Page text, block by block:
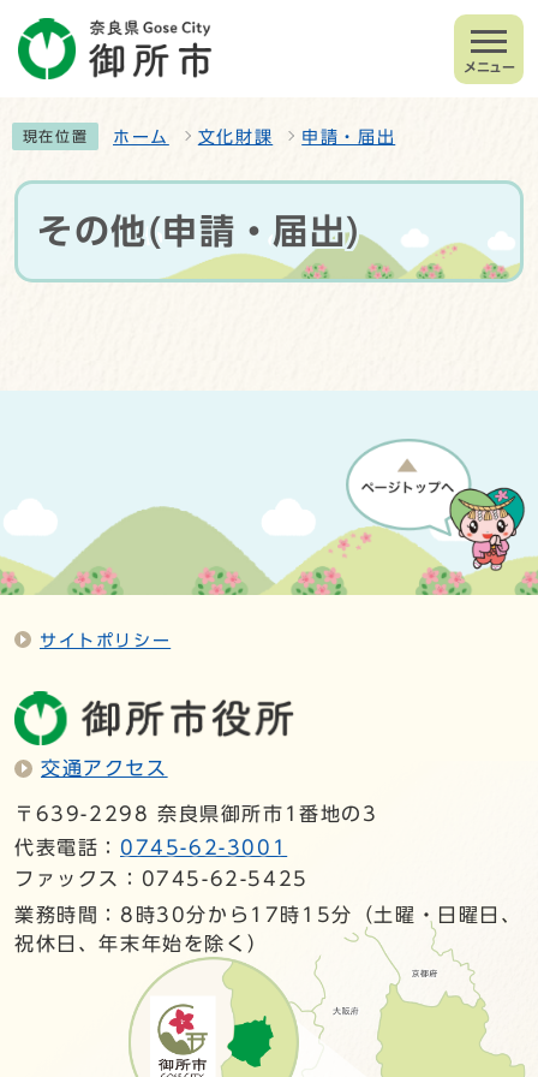
メニュー
現在位置 ホーム 文化財課 申請・届出
その他(申請・届出)
サイトポリシー
交通アクセス
〒639-2298 奈良県御所市1番地の3
代表電話： 0745-62-3001
ファックス：0745-62-5425
業務時間：8時30分から17時15分（土曜・日曜日、
祝休日、年末年始を除く）